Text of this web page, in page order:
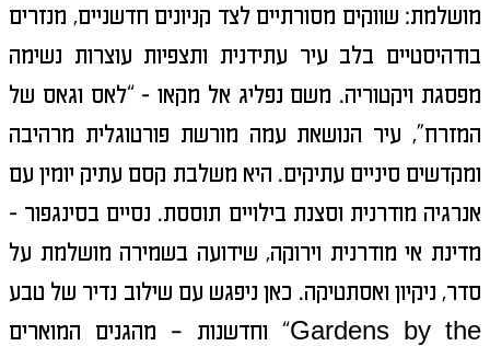
מושלמת: שווקים מסורתיים לצד קניונים חדשניים, מנזרים
בודהיסטיים בלב עיר עתידנית ותצפיות עוצרות נשימה
מפסגת ויקטוריה. משם נפליג אל מקאו - “לאס וגאס של
המזרח”, עיר הנושאת עמה מורשת פורטוגלית מרהיבה
ומקדשים סיניים עתיקים. היא משלבת קסם עתיק יומין עם
אנרגיה מודרנית וסצנת בילויים תוססת. נסיים בסינגפור -
מדינת אי מודרנית וירוקה, שידועה בשמירה מושלמת על
סדר, ניקיון ואסתטיקה. כאן ניפגש עם שילוב נדיר של טבע
וחדשנות – מהגנים המוארים “Gardens by the